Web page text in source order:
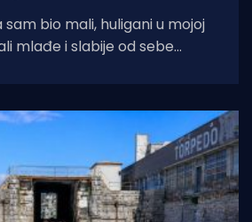
sam bio mali, huligani u mojoj
mlađe i slabije od sebe